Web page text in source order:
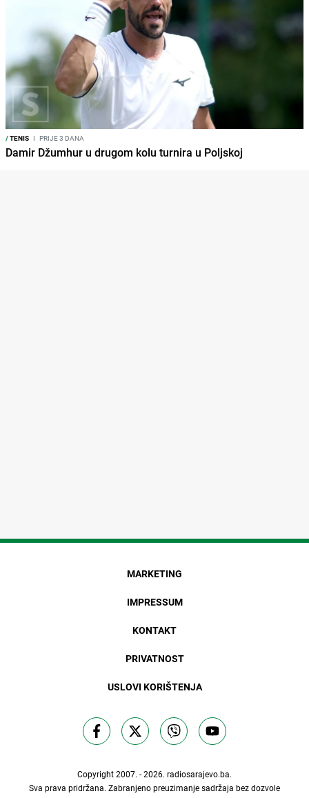
/TENIS I PRIJE 3 DANA
Damir Džumhur u drugom kolu turnira u Poljskoj
MARKETING
IMPRESSUM
KONTAKT
PRIVATNOST
USLOVI KORIŠTENJA
Copyright 2007. - 2026. radiosarajevo.ba.
Sva prava pridržana. Zabranjeno preuzimanje sadržaja bez dozvole